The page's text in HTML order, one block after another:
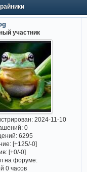
участник
: 2024-11-10
0
6295
[+125/-0]
[+0/-0]
на форуме:
0 часов